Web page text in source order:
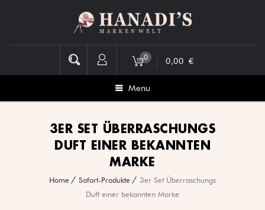
0 0,00 €
Menu
3ER SET ÜBERRASCHUNGS
DUFT EINER BEKANNTEN
MARKE
Home Sofort-Produkte
3er Set Überraschungs
Duft einer bekannten Marke